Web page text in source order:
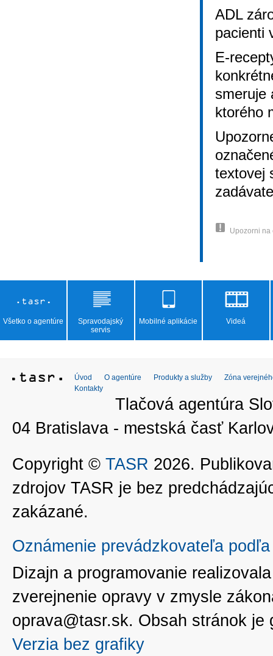
ADL
pacienti
E-
smeruje
ktorého
textovej
Upozorni na
Všetko o agentúre
Spravodajský
servis
Mobilné aplikácie Videá
Úvod O agentúre Produkty a služby
Zóna
Kontakty
Tlačová agentúra
04 Bratislava - mestská časť
Copyright © TASR 2026.
zdrojov TASR je bez
zakázané.
Oznámenie prevádzkovateľa
Dizajn a programovanie
zverejnenie opravy v zmysle
oprava@tasr.sk. Obsah stránok
Verzia bez grafiky